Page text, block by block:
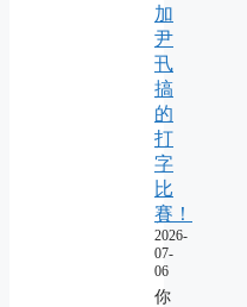
加
尹
卂
搞
的
打
字
比
賽！
2026-
07-
06
你